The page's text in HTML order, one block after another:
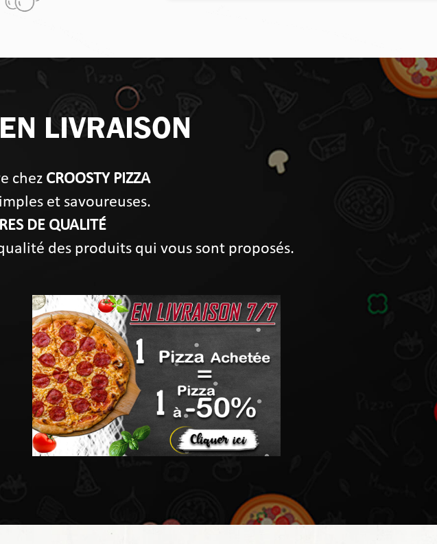
LIVRAISON
chez CROOSTY PIZZA
et savoureuses.
DE QUALITÉ
des produits qui vous sont proposés.